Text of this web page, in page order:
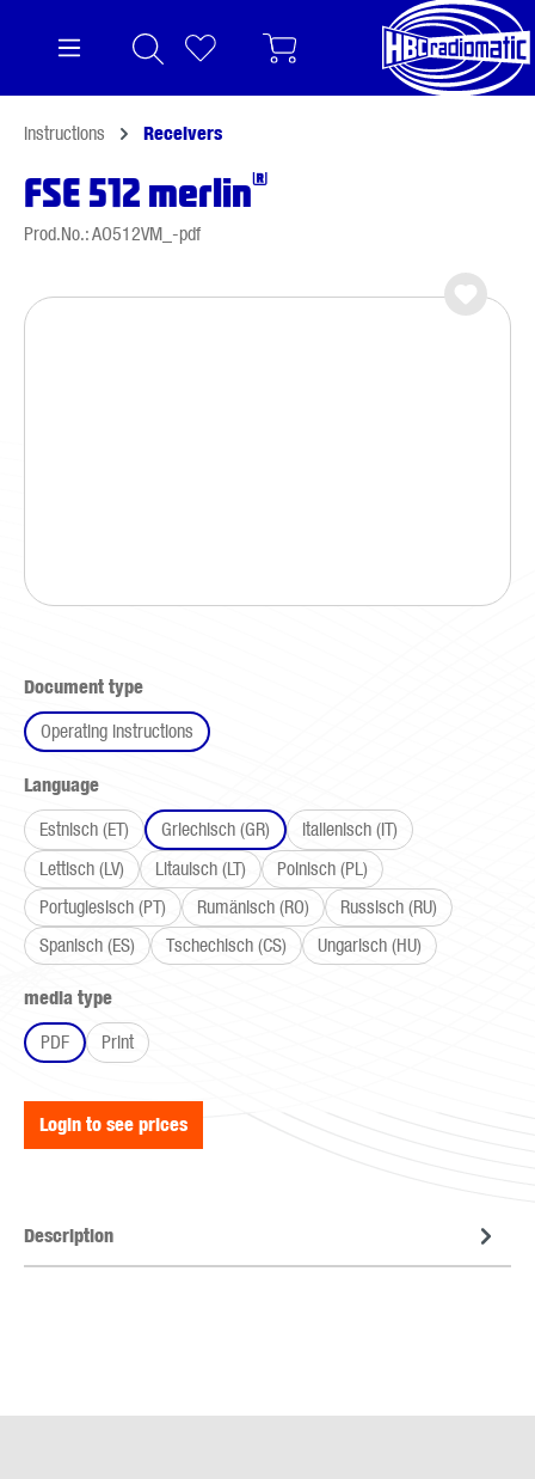
Instructions Receivers
FSE 512 merlin®
Prod.No.: AO512VM_-pdf
Skip image gallery
Select
Document type
Operating instructions
Select
Language
Estnisch (ET)
Griechisch (GR)
Italienisch (IT)
Lettisch (LV)
Litauisch (LT)
Polnisch (PL)
Portugiesisch (PT)
Rumänisch (RO)
Russisch (RU)
Spanisch (ES)
Tschechisch (CS) Ungarisch (HU)
Select
media type
PDF
Print
Login to see prices
Description